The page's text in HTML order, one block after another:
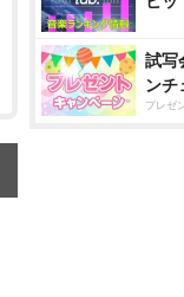
試写
ンチ
プレゼ